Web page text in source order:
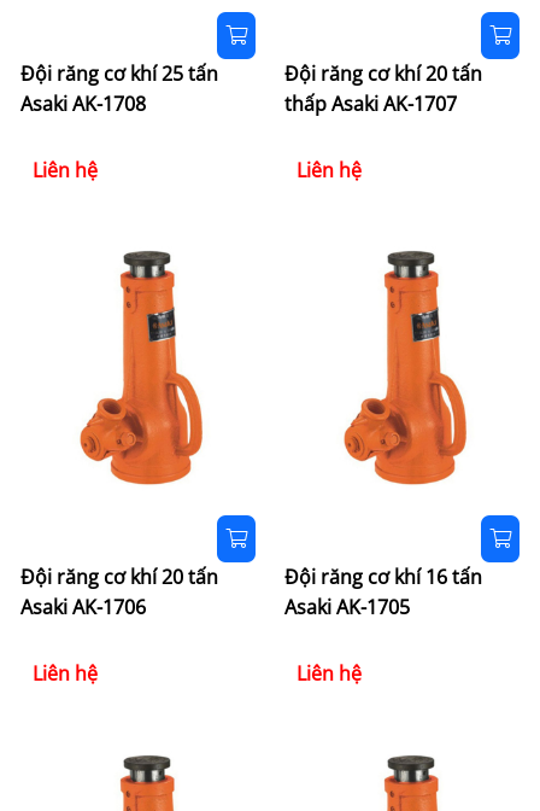
Đội răng cơ khí 25 tấn
Asaki AK-1708
Liên hệ
Đội răng cơ khí 20 tấn
thấp Asaki AK-1707
Liên hệ
Đội răng cơ khí 20 tấn
Asaki AK-1706
Liên hệ
Đội răng cơ khí 16 tấn
Asaki AK-1705
Liên hệ